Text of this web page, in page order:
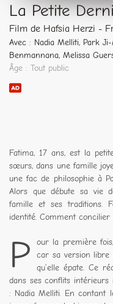
La Petite
Film de Hafsia Herzi -
Avec : Nadia Melliti, Park
Benmannana, Melissa
Âge : Tout public
Fatima, 17 ans, est la
sœurs, dans une famille
une fac de philosophie à
Alors que débute sa vie
famille et ses traditions.
identité. Comment
P
our la première
car sa version libre
qu’elle épate. Ce
dans ses conflits intérieurs
: Nadia Melliti. En contant